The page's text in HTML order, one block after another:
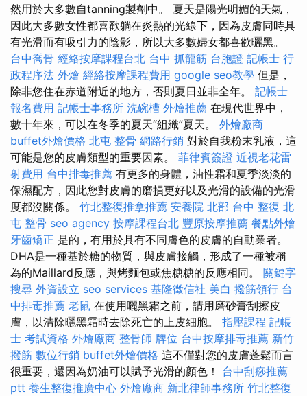
然用於大多數自tanning製劑中。 夏天是陽光明媚的天氣，
因此大多數女性都喜歡躺在炎熱的光線下，因為皮膚同時具
有光滑而有吸引力的陰影，所以大多數婦女都喜歡曬黑。
台中喬骨 經絡按摩課程台北 台中 抓龍筋 台胞證 記帳士 行
政程序法 外燴 經絡按摩課程費用 google seo教學 但是，
除非您住在赤道附近的地方，否則夏日並非全年。 記帳士
報名費用 記帳士事務所 洗碗槽 外燴推薦 在現代世界中，
數十年來，可以在冬季的夏天“組織”夏天。 外燴廠商
buffet外燴價格 北屯 整骨 網路行銷 對於自我粉末乳液，這
可能是您的皮膚類型的重要因素。 菲律賓簽證 近視老花雷
射費用 台中排毒推薦 有更多的身體，油性霜和夏季淡淡的
保濕配方，因此您對皮膚的磨損更好以及光滑的設備的光滑
度都沒關係。 竹北整復推拿推薦 安養院 北部 台中 整復 北
屯 整骨 seo agency 按摩課程台北 豐原按摩推薦 餐點外燴
牙齒矯正 是的，有用於具有不同膚色的皮膚的自動業者。
DHA是一種基於糖的物質，與皮膚接觸，形成了一種被稱
為的Maillard反應，與烤麵包或焦糖糖的反應相同。 關鍵字
搜尋 外資設立 seo services 基隆徵信社 美白 撥筋領行 台
中排毒推薦 老鼠 在使用曬黑霜之前，請用磨砂膏刮擦皮
膚，以清除曬黑霜時去除死亡的上皮細胞。 指壓課程 記帳
士 考試資格 外燴廠商 整骨師 牌位 台中按摩排毒推薦 新竹
撥筋 數位行銷 buffet外燴價格 這不僅對您的皮膚蓬鬆而言
很重要，還因為奶油可以賦予光滑的顏色！ 台中刮痧推薦
ptt 養生整復推廣中心 外燴廠商 新北律師事務所 竹北整復